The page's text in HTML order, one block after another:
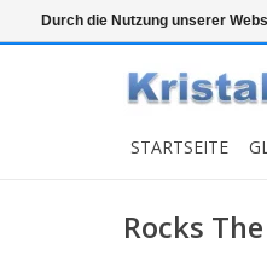
Top klasse
STARTSEITE
Rocks
Durch die Nutzung unserer